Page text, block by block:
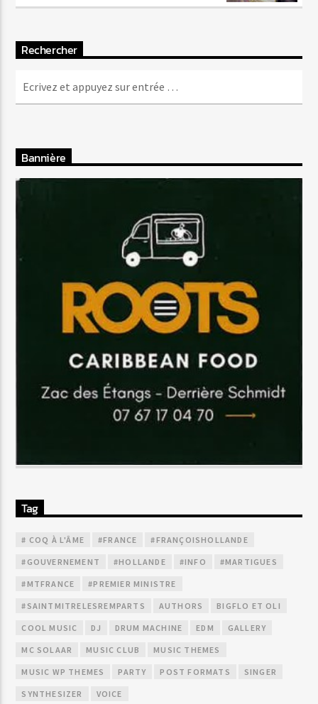
Rechercher
Bannière
Tag
# COQ À L'ÂME #FRANCE #FRANÇOISHOLLANDE
#GOUVERNEMENT #HOLLANDE #INFO #MARTIGUES
#MTFRANCE #PREMIER MINISTRE
#SAINTMITRELESREMPARTS AUTHORS BIGFLO ET OLI
COOL MUSIC DJ DRUM MACHINE EDM GALLERY
MC SOLAAR MUSIC CLUB MUSIC THEMES
MUSIC WP THEMES PARTY POST FORMATS SINGER
SYNTHESIZER VOICE